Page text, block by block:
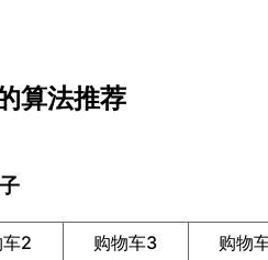
算法推荐
2 购物车3 购物